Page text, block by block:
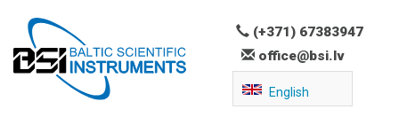
(+371) 67383947
office@bsi.lv
English